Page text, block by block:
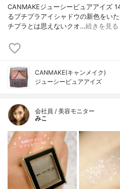
CANMAKEジューシーピュアアイズ
るプチプラアイシャドウの新色をい
チプラとは思えないクオ…続きを見る
CANMAKE(キャンメイク)
ジューシーピュアアイズ
会社員 / 美容モニター
みこ